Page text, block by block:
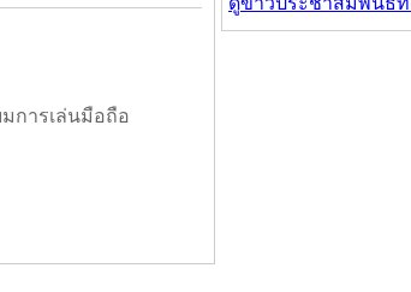
มการเล่นมือถือ